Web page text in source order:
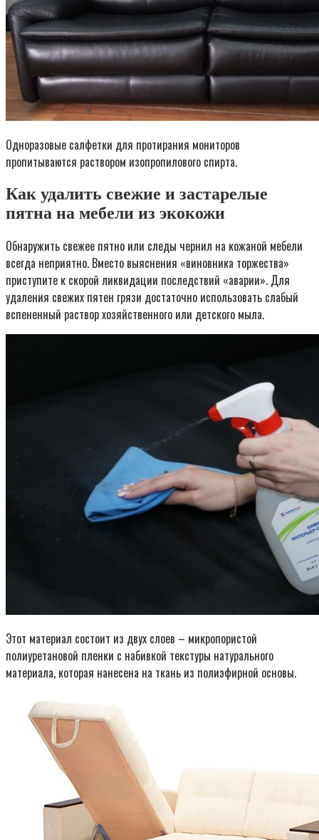
Одноразовые салфетки для протирания мониторов
пропитываются раствором изопропилового спирта.
Как удалить свежие и застарелые
пятна на мебели из экокожи
Обнаружить свежее пятно или следы чернил на кожаной мебели
всегда неприятно. Вместо выяснения «виновника торжества»
приступите к скорой ликвидации последствий «аварии». Для
удаления свежих пятен грязи достаточно использовать слабый
вспененный раствор хозяйственного или детского мыла.
Этот материал состоит из двух слоев – микропористой
полиуретановой пленки с набивкой текстуры натурального
материала, которая нанесена на ткань из полиэфирной основы.